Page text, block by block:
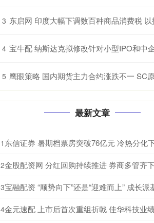
3 东启网 印度大幅下调数百种商品消费税 以抵御特朗普
4 宝牛配 纳斯达克拟修改针对小型IPO和中企的上
5 鹰眼策略 国内期货主力合约涨跌不一 SC原油、纸浆、淀粉、原木、棉花
最新文章
1
2
3
4